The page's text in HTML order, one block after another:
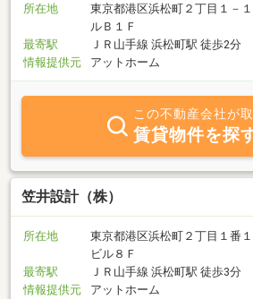
所在地
東京都港区浜松町２丁目１－
ルＢ１Ｆ
最寄駅
ＪＲ山手線 浜松町駅 徒歩2分
情報提供元
アットホーム
この不動産会社が
賃貸物件を探
笠井設計（株）
所在地
東京都港区浜松町２丁目１番
ビル８Ｆ
最寄駅
ＪＲ山手線 浜松町駅 徒歩3分
情報提供元
アットホーム